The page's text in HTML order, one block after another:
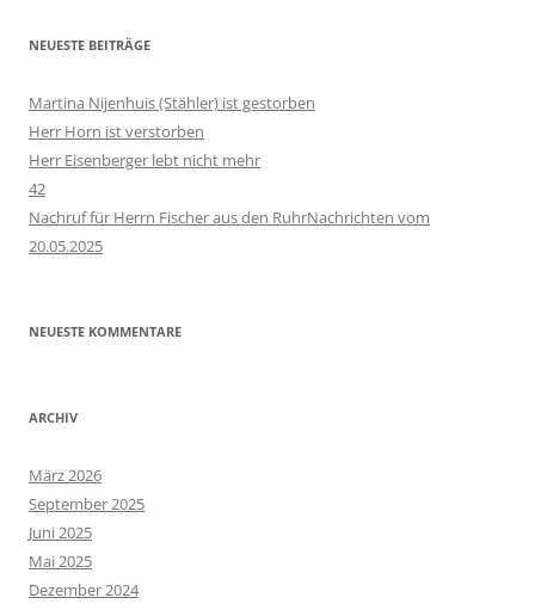
NEUESTE BEITRÄGE
Martina Nijenhuis (Stähler) ist gestorben
Herr Horn ist verstorben
Herr Eisenberger lebt nicht mehr
42
Nachruf für Herrn Fischer aus den RuhrNachrichten vom
20.05.2025
NEUESTE KOMMENTARE
ARCHIV
März 2026
September 2025
Juni 2025
Mai 2025
Dezember 2024